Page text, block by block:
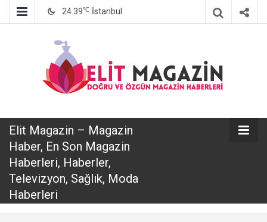
24.39℃ İstanbul
Elit Magazin
Haber, En Son
Magazin
Elit Magazin – Magazin
Haber, En Son Magazin
Haberleri, Haberler,
Televizyon, Sağlık, Moda
Haberleri